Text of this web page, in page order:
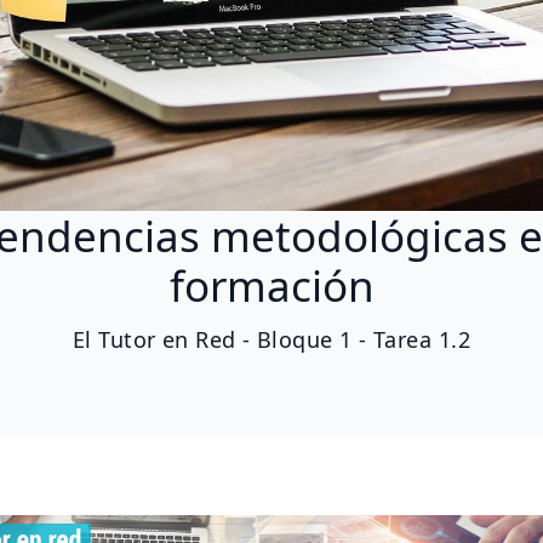
metodológicas
formación
El Tutor en Red - Bloque 1 - Tarea 1.2